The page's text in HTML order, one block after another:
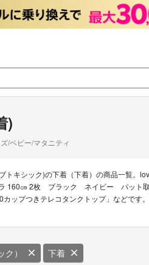
)
/ベビー/マタニティ
トキシック)の下着（下着）の商品一覧。
160㎝ 2枚 ブラック ネイビー パット
ップつきテレコタンクトップ」などで
） 下着